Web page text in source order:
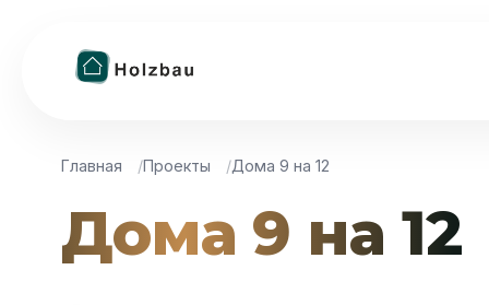
Главная Проекты Дома 9 на 12
Дома 9 на 12